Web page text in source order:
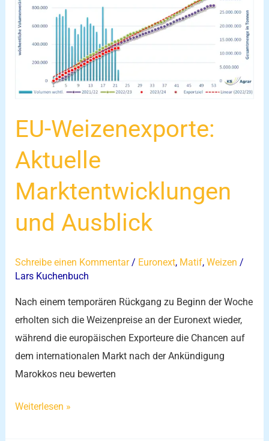
EU-Weizenexporte:
Aktuelle
Marktentwicklungen
und Ausblick
Schreibe einen Kommentar/ Euronext, Matif,Weizen /
Lars Kuchenbuch
Nach einem temporären Rückgang zu Beginn der Woche
erholten sich die Weizenpreise an der Euronext wieder,
während die europäischen Exporteure die Chancen auf
dem internationalen Markt nach der Ankündigung
Marokkos neu bewerten
Aktuelle
Marktentwicklungen
und
Ausblick
Weiterlesen »